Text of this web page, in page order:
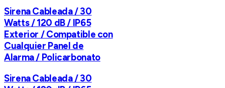
Sirena Cableada / 30
Watts / 120 dB / IP65
Exterior / Compatible con
Cualquier Panel de
Alarma / Policarbonato
Sirena Cableada / 30